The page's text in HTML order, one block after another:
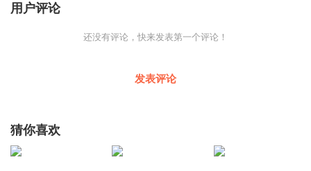
用户评论
还没有评论，快来发表第一个评论！
发表评论
猜你喜欢